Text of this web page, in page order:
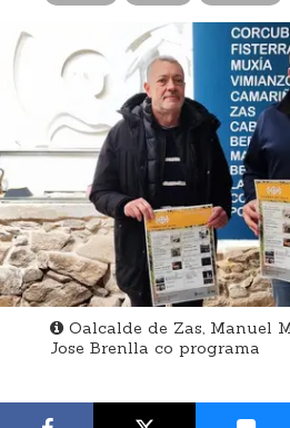
Oalcalde de Zas, Manuel
Jose Brenlla co programa